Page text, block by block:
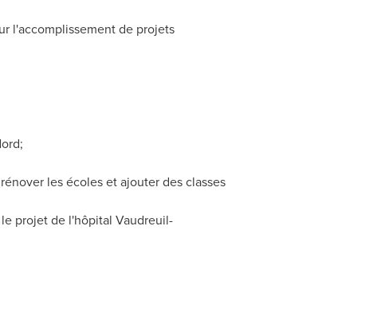
l'accomplissement de projets
les écoles et ajouter des classes
projet de l'hôpital Vaudreuil-